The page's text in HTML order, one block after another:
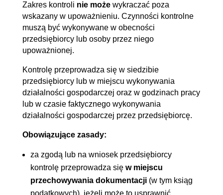
Zakres kontroli nie możewykraczać poza
wskazany w upoważnieniu. Czynności kontrolne
muszą być wykonywane w obecności
przedsiębiorcy lub osoby przez niego
upoważnionej.
Kontrolę przeprowadza się w siedzibie
przedsiębiorcy lub w miejscu wykonywania
działalności gospodarczej oraz w godzinach pracy
lub w czasie faktycznego wykonywania
działalności gospodarczej przez przedsiębiorcę.
Obowiązujące zasady:
za zgodą lub na wniosek przedsiębiorcy
kontrolę przeprowadza się w miejscu
przechowywania dokumentacji(w tym ksiąg
podatkowych), jeżeli może to usprawnić